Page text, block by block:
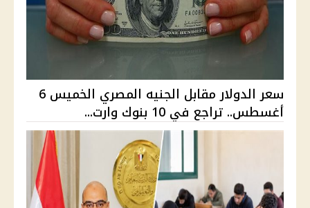
سعر الدولار مقابل الجنيه المصري الخميس 6
أغسطس.. تراجع في 10 بنوك وارت...